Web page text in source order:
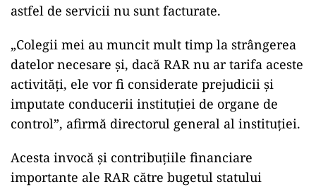
astfel de servicii nu sunt facturate.
„Colegii mei au muncit mult timp la strângerea
datelor necesare și, dacă RAR nu ar tarifa aceste
activități, ele vor fi considerate prejudicii și
imputate conducerii instituției de organe de
control”, afirmă directorul general al instituției.
Acesta invocă și contribuțiile financiare
importante ale RAR către bugetul statului